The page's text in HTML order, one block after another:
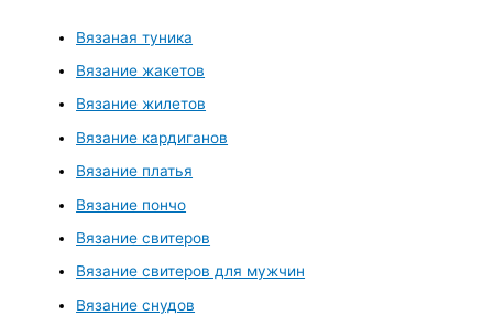
Вязаная туника
Вязание жакетов
Вязание жилетов
Вязание кардиганов
Вязание платья
Вязание пончо
Вязание свитеров
Вязание свитеров для мужчин
Вязание снудов